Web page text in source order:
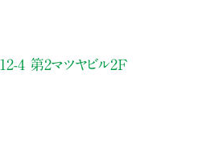
4 第2マツヤビル2F